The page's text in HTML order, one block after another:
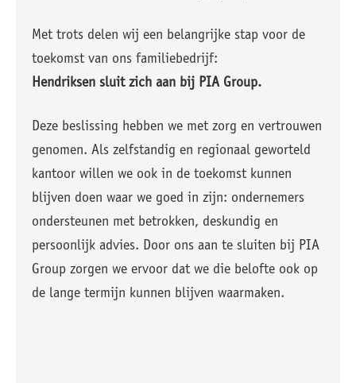
Met trots delen wij een belangrijke stap voor de
toekomst van ons familiebedrijf:
Hendriksen sluit zich aan bij PIA Group.
Deze beslissing hebben we met zorg en vertrouwen
genomen. Als zelfstandig en regionaal geworteld
kantoor willen we ook in de toekomst kunnen
blijven doen waar we goed in zijn: ondernemers
ondersteunen met betrokken, deskundig en
persoonlijk advies. Door ons aan te sluiten bij PIA
Group zorgen we ervoor dat we die belofte ook op
de lange termijn kunnen blijven waarmaken.